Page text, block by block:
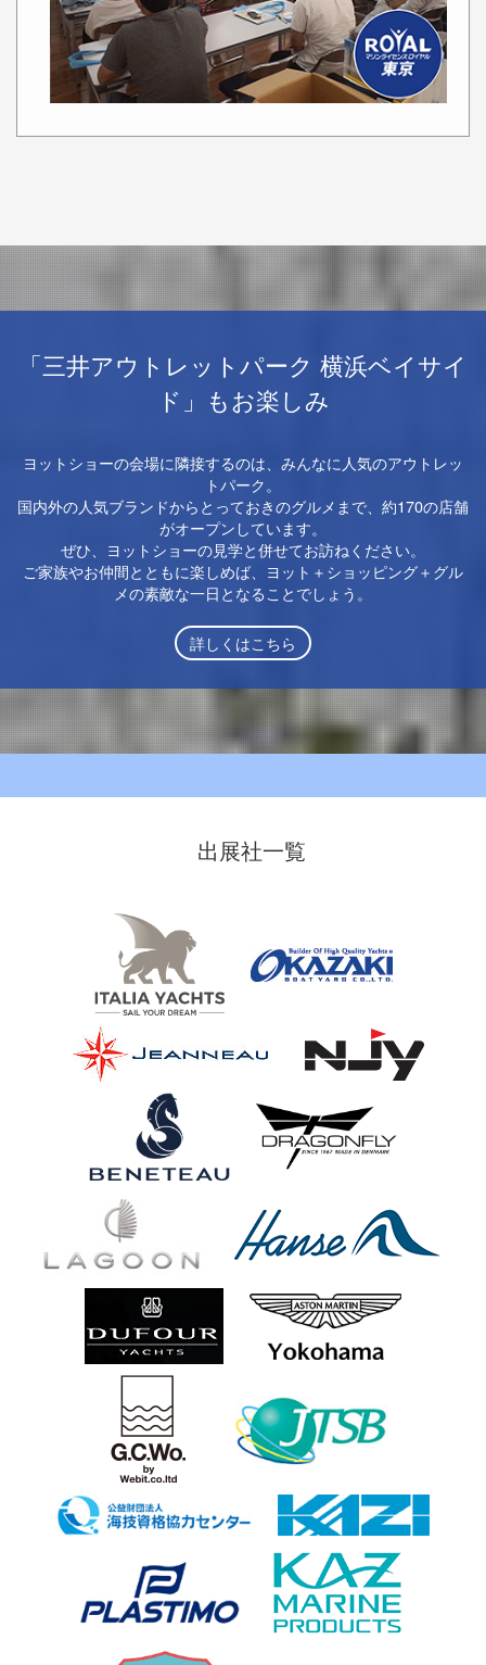
「三井アウトレットパーク 横浜ベイサイ
ド」
もお楽しみ
ヨットショーの会場に隣接するのは、みんなに人気のアウトレッ
トパーク。
国内外の人気ブランドからとっておきのグルメまで、約170の店舗
がオープンしています。
ぜひ、ヨットショーの見学と併せてお訪ねください。
ご家族やお仲間とともに楽しめば、ヨット＋ショッピング＋グル
メの素敵な一日となることでしょう。
詳しくはこちら
出展社一覧